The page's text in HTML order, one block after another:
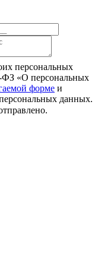
персональных
ФЗ «О персональных
форме и
данных.